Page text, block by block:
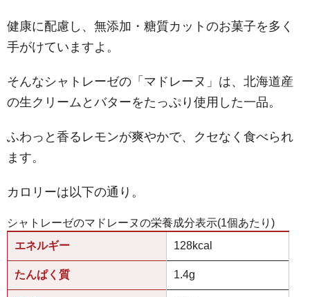
健康に配慮し、無添加・糖質カットのお菓子を多く
手がけていますよ。
そんなシャトレーゼの「マドレーヌ」は、北海道産
の生クリームとバターをたっぷり使用した一品。
ふわっと香るレモンが爽やかで、クセなく食べられ
ます。
カロリーは以下の通り。
シャトレーゼのマドレーヌの栄養成分表示(1個あたり)
エネルギー
128kcal
たんぱく質 1.4g